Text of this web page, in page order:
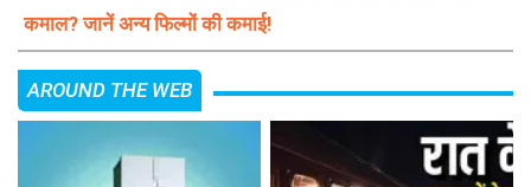
कमाल? जानें अन्य फिल्मों की कमाई!
AROUND THE WEB